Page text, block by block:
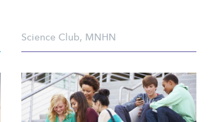
Science Club, MNHN